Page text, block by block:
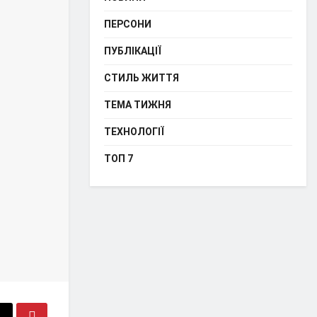
ПЕРСОНИ
ПУБЛІКАЦІЇ
СТИЛЬ ЖИТТЯ
ТЕМА ТИЖНЯ
ТЕХНОЛОГІЇ
ТОП 7